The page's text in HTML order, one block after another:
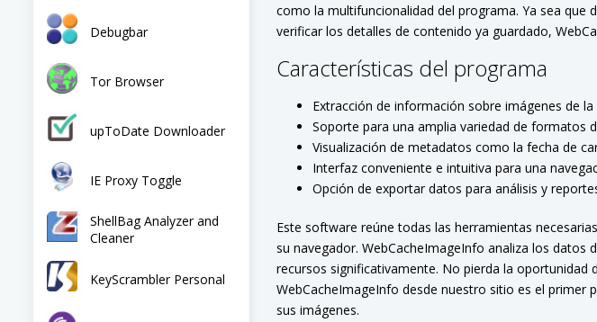
Debugbar
Tor Browser
upToDate Downloader
IE Proxy Toggle
ShellBag Analyzer and
Cleaner
KeyScrambler Personal
como la multifuncionalidad del programa. Ya sea que
verificar los detalles de contenido ya guardado,
Características del programa
Extracción de información sobre imágenes de
Soporte para una amplia variedad de formatos
Visualización de metadatos como la fecha de
Interfaz conveniente e intuitiva para una
Opción de exportar datos para análisis y
Este software reúne todas las herramientas
su navegador. WebCacheImageInfo analiza los
recursos significativamente. No pierda la
WebCacheImageInfo desde nuestro sitio es el
sus imágenes.